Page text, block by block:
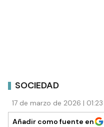
SOCIEDAD
17 de marzo de 2026 |
Añadir como fuente en